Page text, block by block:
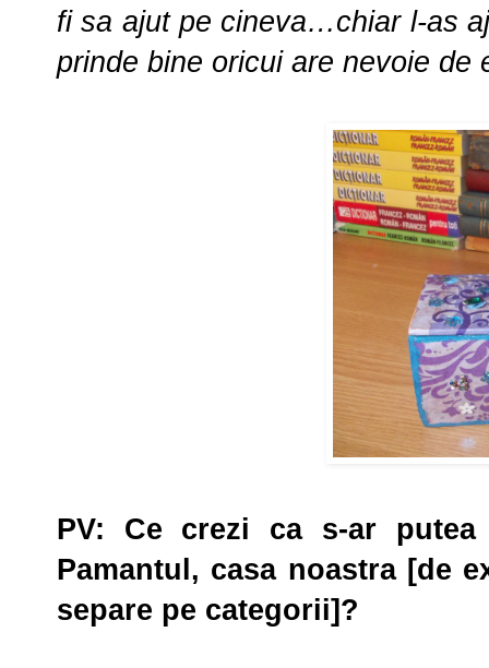
fi sa ajut pe cineva…chiar l-as
prinde bine oricui are nevoie de
PV: Ce crezi ca s-ar putea
Pamantul, casa noastra [de
separe pe categorii]?